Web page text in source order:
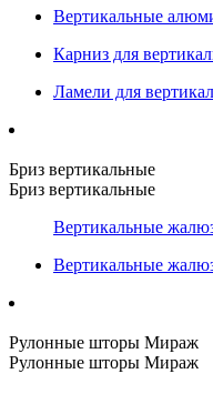
Вертикальные
Карниз для
Ламели для
Бриз вертикальные
Бриз вертикальные
Вертикальные
Вертикальные
Рулонные шторы Мираж
Рулонные шторы Мираж